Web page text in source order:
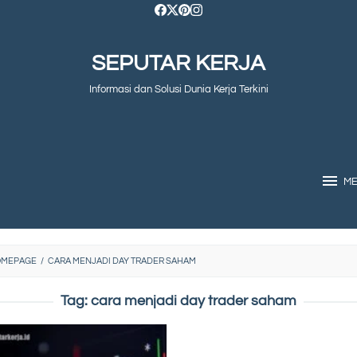
SEPUTAR KERJA
Informasi dan Solusi Dunia Kerja Terkini
/ CARA MENJADI DAY TRADER SAHAM
Tag: cara menjadi day trader saham